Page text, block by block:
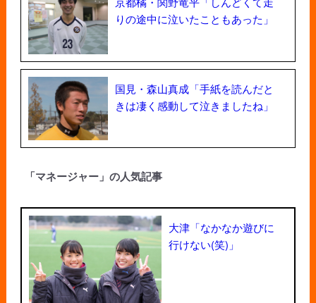
りの途中に泣いたこともあった」
国見・森山真成「手紙を読んだと
きは凄く感動して泣きましたね」
「マネージャー」の人気記事
大津「なかなか遊びに
行けない(笑)」